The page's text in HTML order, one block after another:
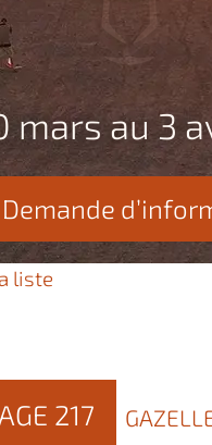
mars au 3
Demande
liste
217